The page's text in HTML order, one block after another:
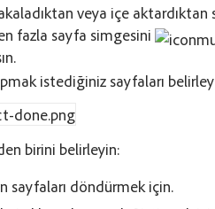
veya içe
fazla sayfa simgesini
istediğiniz sayfaları
birini belirleyin:
sayfaları döndürmek için.